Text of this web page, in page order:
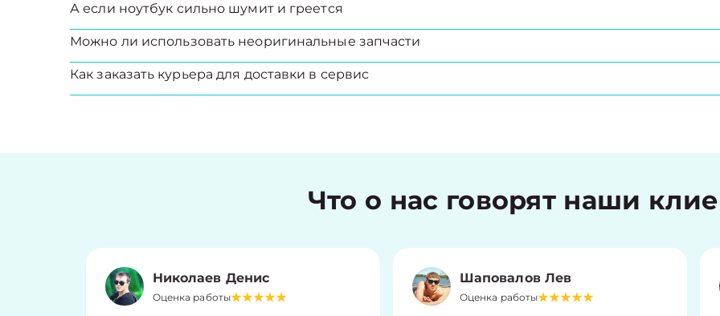
А если ноутбук сильно шумит и греется
Можно ли использовать неоригинальные запчасти
Как заказать курьера для доставки в сервис
Что о нас говорят наши
Николаев Денис
Оценка работы
Шаповалов Лев
Оценка работы